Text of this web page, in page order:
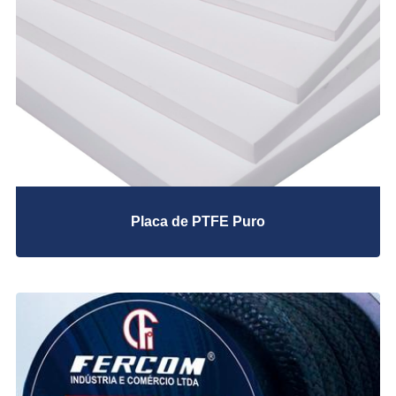
FE 714 Oval/Circular/ Oblonga
FE 723 / FE 727 Dupla Camisa
FE 726 Dupla Camisa Corrugada
Papelões Hidraulicos
C-4201 Fibra Aramida com NBR
C-4243 Fibra Aramida com NBR
C-4400 Fibra Aramida com NBR
C-4430 Fibra de Vidro com NBR
FE 70 M Fibra Inorgânica com NBR
FE 7002 M Fibra Aramida com NBR
FE-70 fibra inorgânica com NBR
K 1000S Fibra Aramida com NBR e Tela Metálica
PTFE
Placa de PTFE Puro